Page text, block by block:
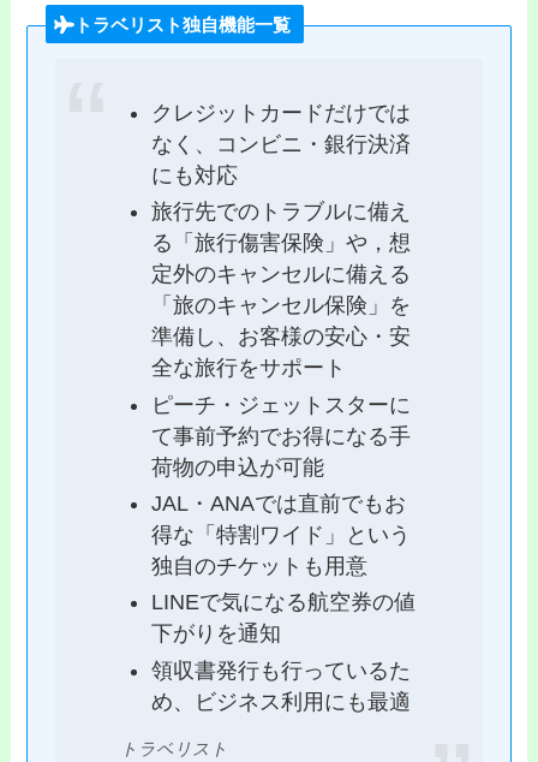
トラベリスト独自機能一覧
クレジットカードだけでは
なく、コンビニ・銀行決済
にも対応
旅行先でのトラブルに備え
る「旅行傷害保険」や，想
定外のキャンセルに備える
「旅のキャンセル保険」を
準備し、お客様の安心・安
全な旅行をサポート
ピーチ・ジェットスターに
て事前予約でお得になる手
荷物の申込が可能
JAL・ANAでは直前でもお
得な「特割ワイド」という
独自のチケットも用意
LINEで気になる航空券の値
下がりを通知
領収書発行も行っているた
め、ビジネス利用にも最適
トラベリスト